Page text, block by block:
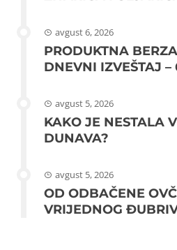
avgust 6, 2026
PRODUKTNA
DNEVNI IZVEŠTAJ –
avgust 5, 2026
KAKO JE NESTALA
DUNAVA?
avgust 5, 2026
OD ODBAČENE
VRIJEDNOG